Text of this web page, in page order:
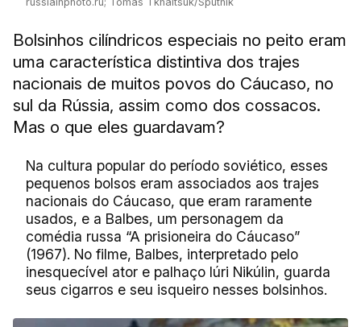
Bolsinhos cilíndricos especiais no peito eram
uma característica distintiva dos trajes
nacionais de muitos povos do Cáucaso, no
sul da Rússia, assim como dos cossacos.
Mas o que eles guardavam?
Na cultura popular do período soviético, esses
pequenos bolsos eram associados aos trajes
nacionais do Cáucaso, que eram raramente
usados, e a Balbes, um personagem da
comédia russa “A prisioneira do Cáucaso”
(1967). No filme, Balbes, interpretado pelo
inesquecível ator e palhaço Iúri Nikúlin, guarda
seus cigarros e seu isqueiro nesses bolsinhos.